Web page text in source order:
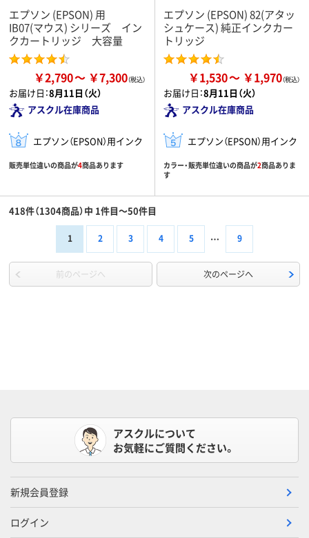
エプソン (EPSON) 用
IB07(マウス) シリーズ イン
クカートリッジ 大容量
￥2,790 ￥7,300
お届け日：8月11日（火）
アスクル在庫商品
エプソン（EPSON）用インク
販売単位違いの商品が4商品あります
エプソン (EPSON) 82(アタッ
シュケース) 純正インクカー
トリッジ
￥1,530 ￥1,970
お届け日：8月11日（火）
アスクル在庫商品
エプソン（EPSON）用インク
カラー・販売単位違いの商品が2商品ありま
す
418件（1304商品）中 1件目～50件目
1 2 3 4 5 9
前のページへ 次のページへ
アスクルについて
お気軽にご質問ください。
新規会員登録
ログイン